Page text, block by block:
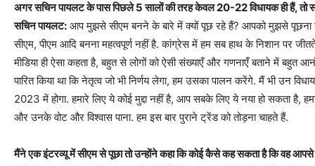
अगर सचिन पायलट के पास पिछले 5 सालों की तरह केवल 20-22 विधायक ही हैं, तो
सचिन पायलट: आप मुझसे सीएम बनने के बारे में क्यों पूछ रहे हैं? आपको मुझसे पूछना
सीएम, पीएम आदि बनना महत्वपूर्ण नहीं है. कांग्रेस में हम सब हाथ के निशान पर
मीडिया ही ऐसा कहता है, बहुत से लोगों को ऐसी संख्याएँ और गणनाएँ बताने में बहुत
पारित किया था कि नेतृत्व जो भी निर्णय लेगा, हम उसका पालन करेंगे. मैं भी उन
2023 में होगा. हमारे लिए ये कोई मुद्दा नहीं है, आप सबके लिए ये नया हो सकता है,
और उनके वोट और विश्वास पाना. हम इस बार पुराने ट्रेंड को तोड़ना चाहते हैं.
मैंने एक इंटरव्यू में सीएम से पूछा तो उन्होंने कहा कि कोई कैसे कह सकता है कि वह आपसे